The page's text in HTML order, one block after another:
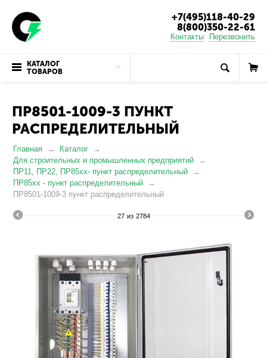
+7(495)118-40-29
8(800)350-22-61
Контакты Перезвонить
КАТАЛОГ
ТОВАРОВ
ПР8501-1009-3 ПУНКТ
РАСПРЕДЕЛИТЕЛЬНЫЙ
Главная
Каталог
Для строительных и промышленных предприятий
ПР11, ПР22, ПР85хх- пункт распределительный
ПР85хх - пункт распределительный
ПР8501-1009-3 пункт распределительный
27 из 2784